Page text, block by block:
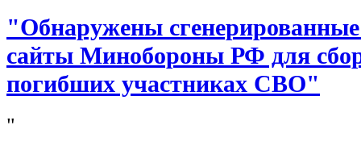
"Обнаружены
сайты Минобороны РФ для
погибших участниках СВО"
"